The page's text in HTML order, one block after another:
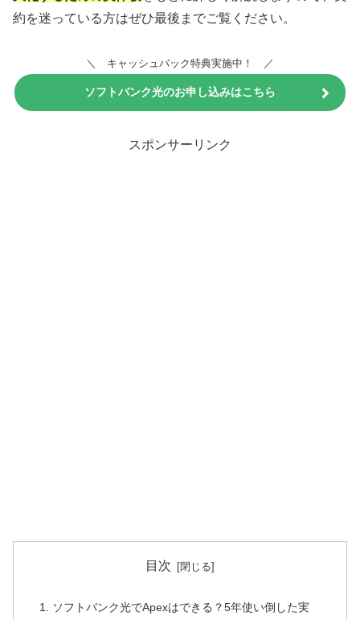
約を迷っている方はぜひ最後までご覧ください。
＼ キャッシュバック特典実施中！ ／
ソフトバンク光のお申し込みはこちら
スポンサーリンク
目次
ソフトバンク光でApexはできる？5年使い倒した実